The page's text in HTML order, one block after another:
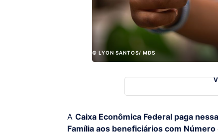
© LYON SANTOS/ MDS
A Caixa Econômica Federal paga
Família aos beneficiários com